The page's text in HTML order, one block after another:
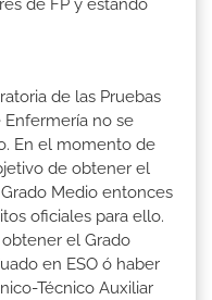
de FP y estando
de las Pruebas
Enfermería no se
En el momento de
de obtener el
Medio entonces
oficiales para ello.
el Grado
en ESO ó haber
Técnico Auxiliar